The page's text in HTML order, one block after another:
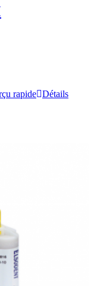
rapide Détails